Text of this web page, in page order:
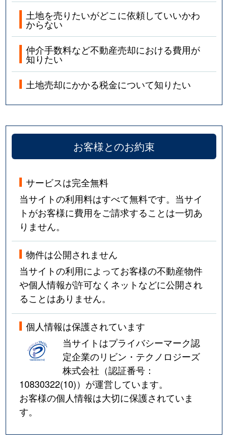
土地を売りたいがどこに依頼していいかわ
からない
仲介手数料など不動産売却における費用が
知りたい
土地売却にかかる税金について知りたい
お客様とのお約束
サービスは完全無料
当サイトの利用料はすべて無料です。当サイ
トがお客様に費用をご請求することは一切あ
りません。
物件は公開されません
当サイトの利用によってお客様の不動産物件
や個人情報が許可なくネットなどに公開され
ることはありません。
個人情報は保護されています
当サイトはプライバシーマーク認
定企業のリビン・テクノロジーズ
株式会社（認証番号：
10830322(10)）が運営しています。
お客様の個人情報は大切に保護されていま
す。